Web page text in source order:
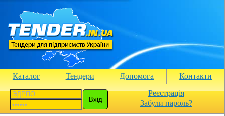
Каталог Тендери Допомога
Контакти
Реєстрація
Забули пароль?